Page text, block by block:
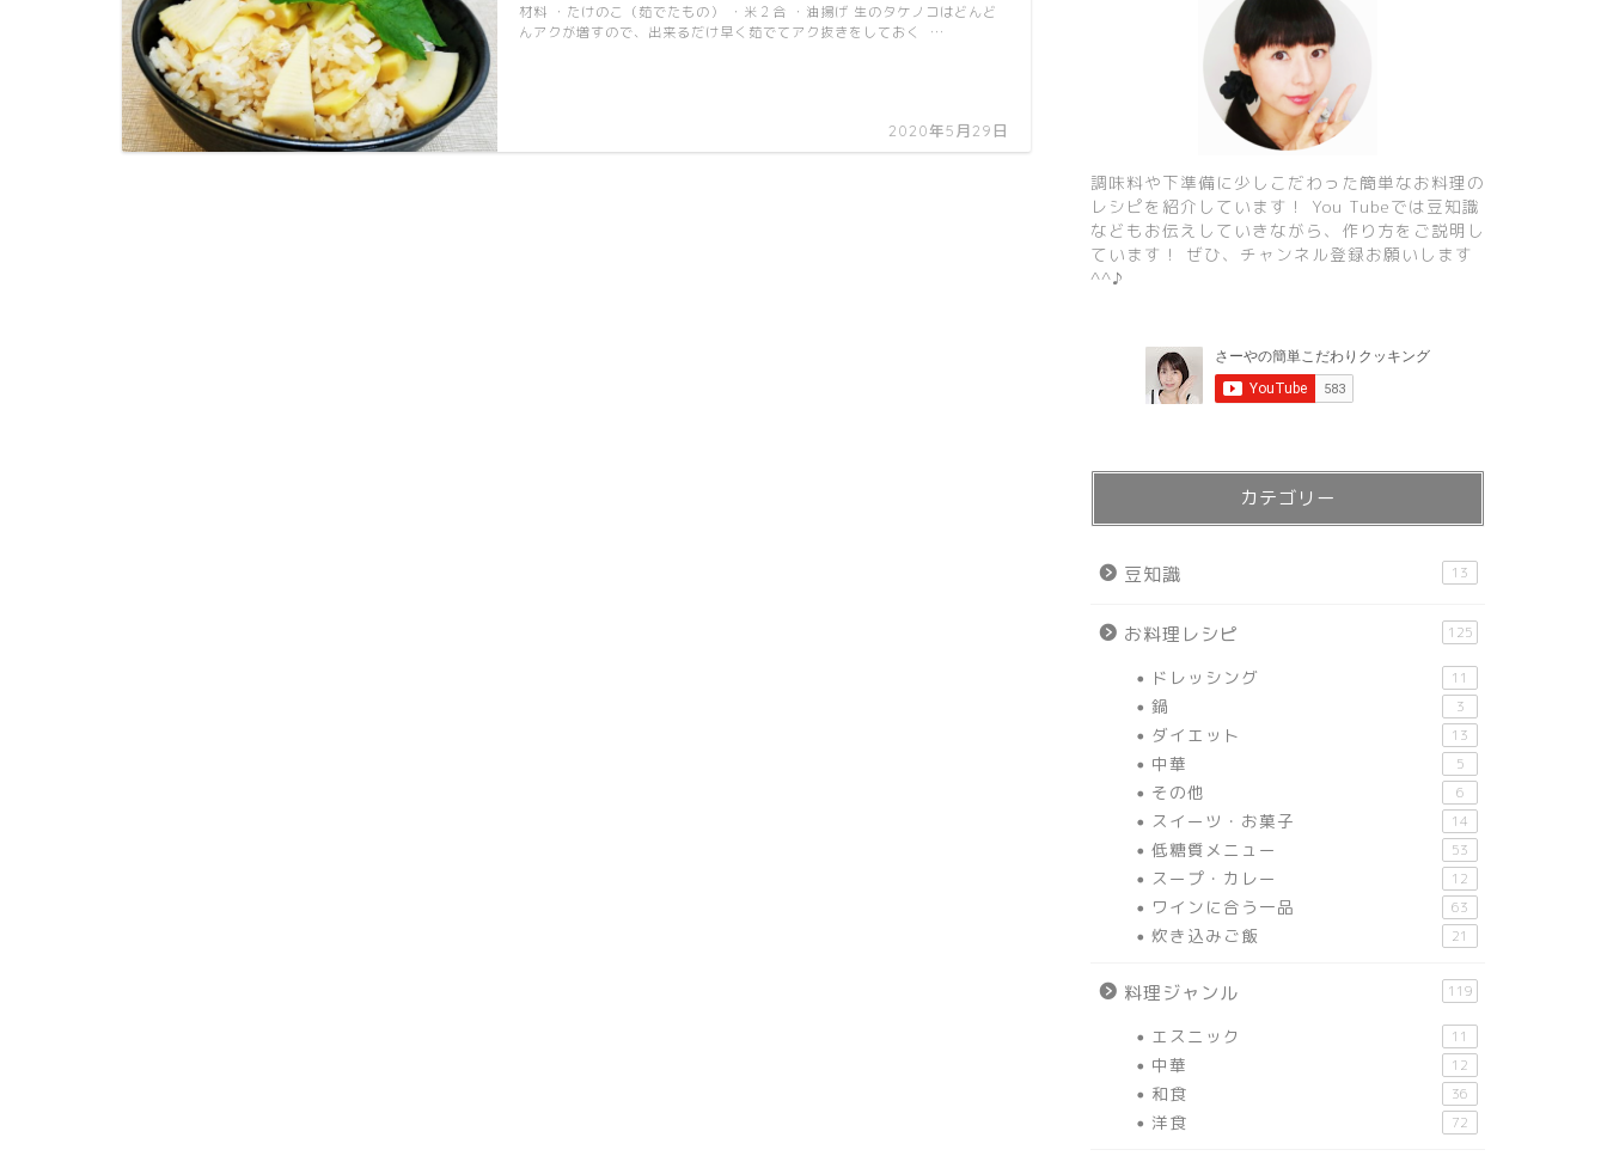
2020年5月29日
材料 ・たけのこ（茹でたもの） ・米２合 ・油揚げ 生のタケノコはどんど
んアクが増すので、出来るだけ早く茹でてアク抜きをしておく …
調味料や下準備に少しこだわった簡単なお料理の
レシピを紹介しています！ You Tubeでは豆知識
などもお伝えしていきながら、作り方をご説明し
ています！ ぜひ、チャンネル登録お願いします
^^♪
カテゴリー
豆知識 13
お料理レシピ 125
ドレッシング 11
鍋 3
ダイエット 13
中華 5
その他 6
スイーツ・お菓子 14
低糖質メニュー 53
スープ・カレー 12
ワインに合う一品 63
炊き込みご飯 21
料理ジャンル 119
エスニック 11
中華 12
和食 36
洋食 72